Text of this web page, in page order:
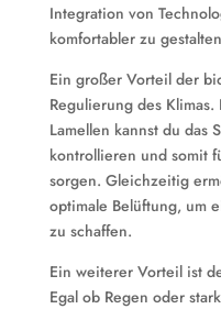
Integration von
komfortabler zu
Ein großer Vorteil der
Regulierung des
Lamellen kannst du das
kontrollieren und somit
sorgen. Gleichzeitig
optimale Belüftung, um
zu schaffen.
Ein weiterer Vorteil ist
Egal ob Regen oder